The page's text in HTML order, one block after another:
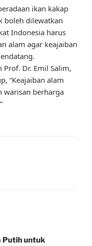
ikan kakap
boleh dilewatkan
Indonesia harus
alam agar keajaiban
Dr. Emil Salim,
“Keajaiban alam
warisan berharga
Putih untuk